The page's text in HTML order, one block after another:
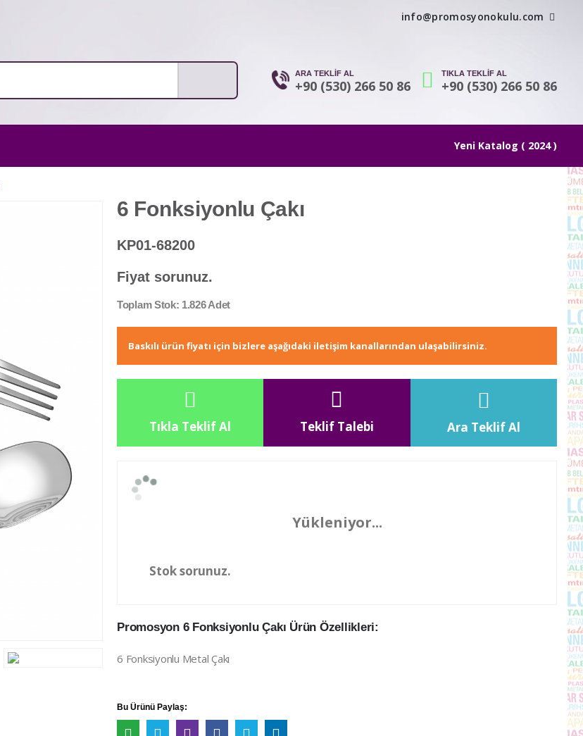
info@promosyonokulu.com
ARA TEKLİF AL
+90 (530) 266 50 86
TIKLA TEKLİF AL
+90 (530) 266 50 86
Yeni Katalog ( 2024 )
6 Fonksiyonlu Çakı
KP01-68200
Fiyat sorunuz.
Toplam Stok: 1.826 Adet
Baskılı ürün fiyatı için bizlere aşağıdaki iletişim kanallarından ulaşabilirsiniz.
Tıkla Teklif Al Teklif Talebi Ara Teklif Al
Yükleniyor...
Stok sorunuz.
Promosyon 6 Fonksiyonlu Çakı Ürün Özellikleri:
6 Fonksiyonlu Metal Çakı
Bu Ürünü Paylaş: